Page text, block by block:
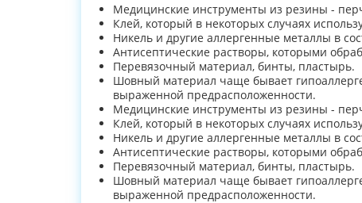
Медицинские инструменты из резины -
Клей, который в некоторых случаях
Никель и другие аллергенные металлы в
Антисептические растворы, которыми
Перевязочный материал, бинты, пластырь.
Шовный материал чаще бывает
выраженной предрасположенности.
Медицинские инструменты из резины -
Клей, который в некоторых случаях
Никель и другие аллергенные металлы в
Антисептические растворы, которыми
Перевязочный материал, бинты, пластырь.
Шовный материал чаще бывает
выраженной предрасположенности.